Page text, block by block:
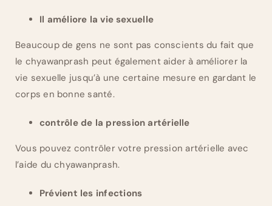
Il améliore la vie sexuelle
Beaucoup de gens ne sont pas conscients du fait que
le chyawanprash peut également aider à améliorer la
vie sexuelle jusqu’à une certaine mesure en gardant le
corps en bonne santé.
contrôle de la pression artérielle
Vous pouvez contrôler votre pression artérielle avec
l’aide du chyawanprash.
Prévient les infections